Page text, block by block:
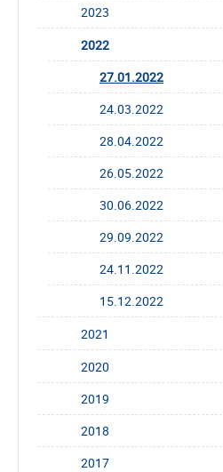
2023
2022
27.01.2022
24.03.2022
28.04.2022
26.05.2022
30.06.2022
29.09.2022
24.11.2022
15.12.2022
2021
2020
2019
2018
2017